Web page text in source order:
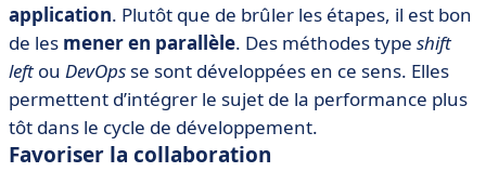
application. Plutôt que de brûler les étapes, il est bon
de les mener en parallèle. Des méthodes type shift
left ou DevOps se sont développées en ce sens. Elles
permettent d’intégrer le sujet de la performance plus
tôt dans le cycle de développement.
Favoriser la collaboration